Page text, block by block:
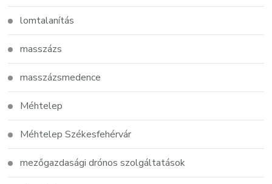
lomtalanítás
masszázs
masszázsmedence
Méhtelep
Méhtelep Székesfehérvár
mezőgazdasági drónos szolgáltatások